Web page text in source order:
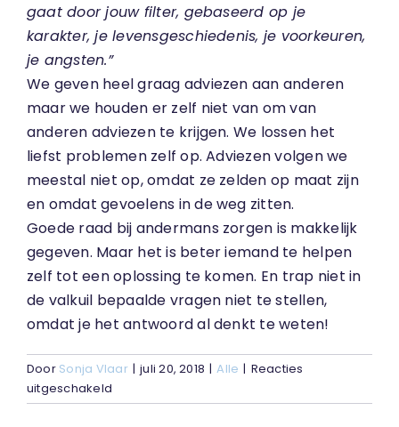
gaat door jouw filter, gebaseerd op je
karakter, je levensgeschiedenis, je voorkeuren,
je angsten.”
We geven heel graag adviezen aan anderen
maar we houden er zelf niet van om van
anderen adviezen te krijgen. We lossen het
liefst problemen zelf op. Adviezen volgen we
meestal niet op, omdat ze zelden op maat zijn
en omdat gevoelens in de weg zitten.
Goede raad bij andermans zorgen is makkelijk
gegeven. Maar het is beter iemand te helpen
zelf tot een oplossing te komen. En trap niet in
de valkuil bepaalde vragen niet te stellen,
omdat je het antwoord al denkt te weten!
Door Sonja Vlaar | juli 20, 2018 | Alle | Reacties
uitgeschakeld
Goede